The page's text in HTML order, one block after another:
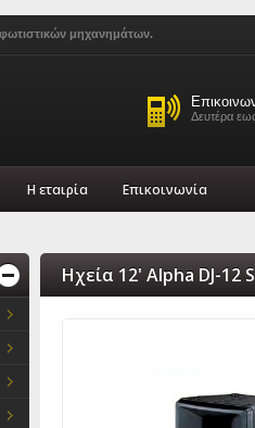
μηχανημάτων.
Δευτέρα
Η εταιρία Επικοινωνία
Ηχεία 12' Alpha DJ-12